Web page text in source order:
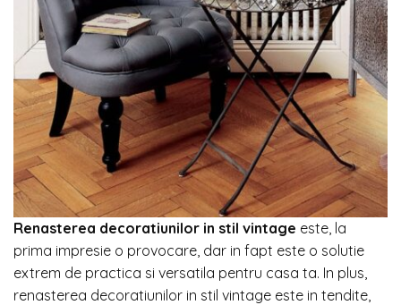
Renasterea decoratiunilor in stil vintage este, la
prima impresie o provocare, dar in fapt este o solutie
extrem de practica si versatila pentru casa ta. In plus,
renasterea decoratiunilor in stil vintage este in tendite,